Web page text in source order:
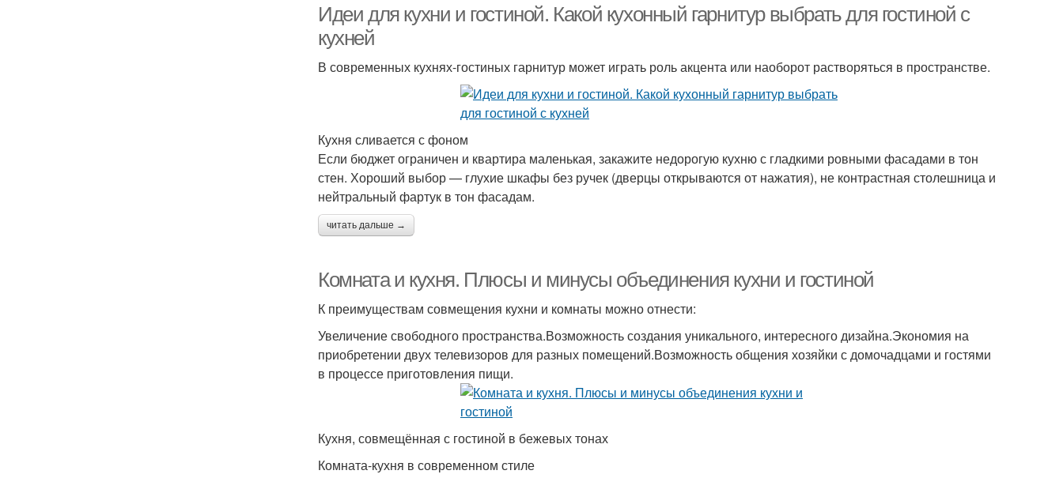
Идеи для кухни и гостиной. Какой кухонный гарнитур выбрать для гостиной с
кухней
В современных кухнях-гостиных гарнитур может играть роль акцента или наоборот растворяться в пространстве.
Кухня сливается с фоном
Если бюджет ограничен и квартира маленькая, закажите недорогую кухню с гладкими ровными фасадами в тон
стен. Хороший выбор — глухие шкафы без ручек (дверцы открываются от нажатия), не контрастная столешница и
нейтральный фартук в тон фасадам.
читать дальше →
Комната и кухня. Плюсы и минусы объединения кухни и гостиной
К преимуществам совмещения кухни и комнаты можно отнести:
Увеличение свободного пространства.Возможность создания уникального, интересного дизайна.Экономия на
приобретении двух телевизоров для разных помещений.Возможность общения хозяйки с домочадцами и гостями
в процессе приготовления пищи.
Кухня, совмещённая с гостиной в бежевых тонах
Комната-кухня в современном стиле